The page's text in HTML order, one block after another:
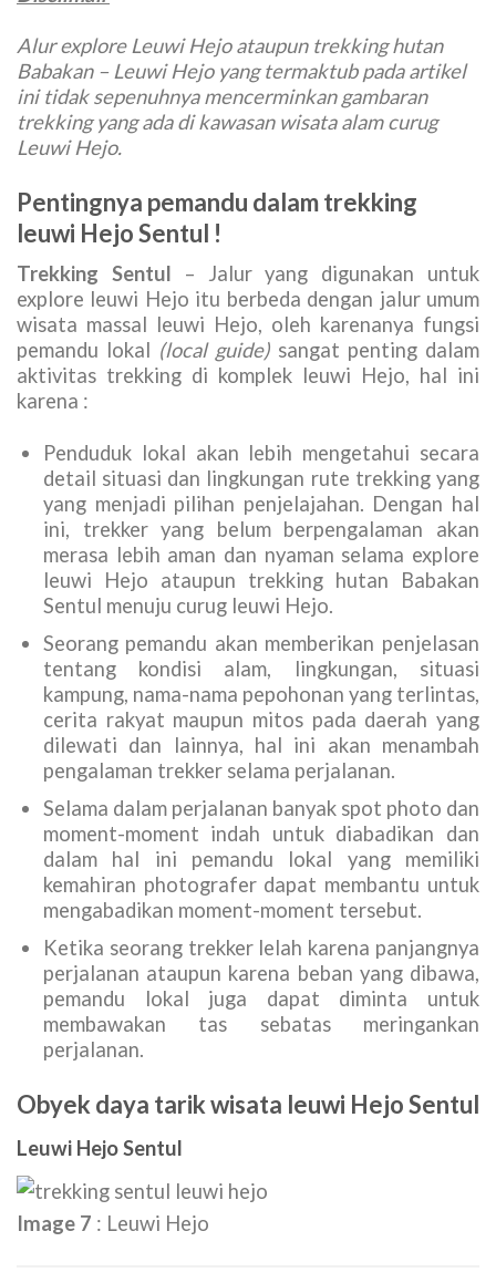
Alur explore Leuwi Hejo ataupun trekking hutan
Babakan – Leuwi Hejo yang termaktub pada artikel
ini tidak sepenuhnya mencerminkan gambaran
trekking yang ada di kawasan wisata alam curug
Leuwi Hejo.
Pentingnya pemandu dalam trekking
leuwi Hejo Sentul !
Trekking Sentul – Jalur yang digunakan untuk
explore leuwi Hejo itu berbeda dengan jalur umum
wisata massal leuwi Hejo, oleh karenanya fungsi
pemandu lokal (local guide) sangat penting dalam
aktivitas trekking di komplek leuwi Hejo, hal ini
karena :
Penduduk lokal akan lebih mengetahui secara
detail situasi dan lingkungan rute trekking yang
yang menjadi pilihan penjelajahan. Dengan hal
ini, trekker yang belum berpengalaman akan
merasa lebih aman dan nyaman selama explore
leuwi Hejo ataupun trekking hutan Babakan
Sentul menuju curug leuwi Hejo.
Seorang pemandu akan memberikan penjelasan
tentang kondisi alam, lingkungan, situasi
kampung, nama-nama pepohonan yang terlintas,
cerita rakyat maupun mitos pada daerah yang
dilewati dan lainnya, hal ini akan menambah
pengalaman trekker selama perjalanan.
Selama dalam perjalanan banyak spot photo dan
moment-moment indah untuk diabadikan dan
dalam hal ini pemandu lokal yang memiliki
kemahiran photografer dapat membantu untuk
mengabadikan moment-moment tersebut.
Ketika seorang trekker lelah karena panjangnya
perjalanan ataupun karena beban yang dibawa,
pemandu lokal juga dapat diminta untuk
membawakan tas sebatas meringankan
perjalanan.
Obyek daya tarik wisata leuwi Hejo Sentul
Leuwi Hejo Sentul
Image 7 : Leuwi Hejo